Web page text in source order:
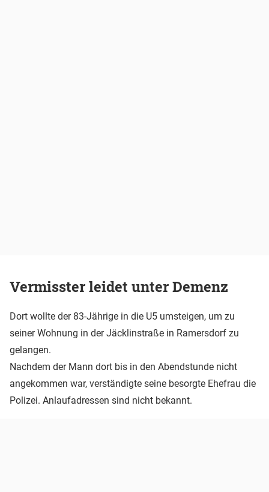
Vermisster leidet unter Demenz
Dort wollte der 83-Jährige in die U5 umsteigen, um zu
seiner Wohnung in der Jäcklinstraße in Ramersdorf zu
gelangen.
Nachdem der Mann dort bis in den Abendstunde nicht
angekommen war, verständigte seine besorgte Ehefrau die
Polizei. Anlaufadressen sind nicht bekannt.